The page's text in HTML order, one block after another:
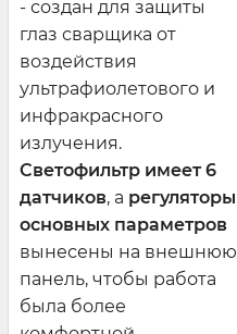
- создан для защиты
глаз сварщика от
воздействия
ультрафиолетового и
инфракрасного
излучения.
Светофильтр имеет 6
датчиков, а регуляторы
основных параметров
вынесены на внешнюю
панель, чтобы работа
была более